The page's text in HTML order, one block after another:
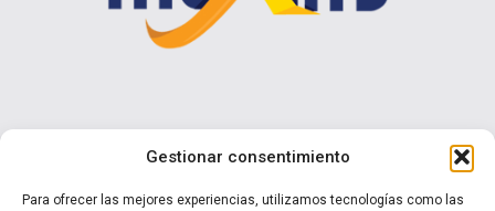
Gestionar consentimiento
Para ofrecer las mejores experiencias, utilizamos tecnologías como las
Calle I N° 990 Brisas del Sol - Talcahuano